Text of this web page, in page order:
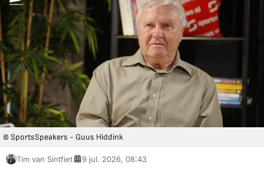
© SportsSpeakers - Guus Hiddink
Tim van Sintfiet 9 jul. 2026, 08:43